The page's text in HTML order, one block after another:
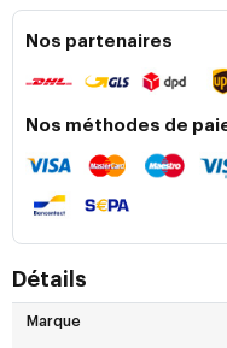
Nos partenaires
Nos méthodes de
Détails
Marque